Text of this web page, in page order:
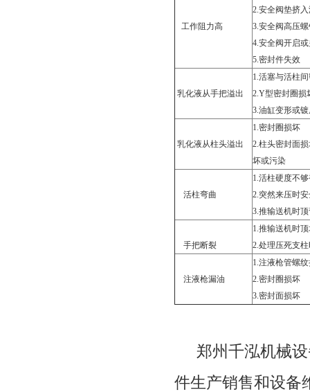
工作阻力高
2.安全阀垫挤
3.安全阀高压
4.安全阀开启
5.密封件失效
乳化液从手把溢出
1.活塞与活柱
2.Y型密封圈损
3.油缸变形或
乳化液从柱头溢出
1.密封圈损坏
2.柱头密封面
坏或污染
活柱弯曲
1.活柱硬度不
2.突然来压时
3.推输送机时
手把断裂
1.推输送机时
2.处理压死支
注液枪漏油
1.注液枪管螺
2.密封圈损坏
3.密封面损坏
郑州千泓机械
件生产销售和设备